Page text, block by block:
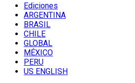
Ediciones
ARGENTINA
BRASIL
CHILE
GLOBAL
MÉXICO
PERU
US ENGLISH